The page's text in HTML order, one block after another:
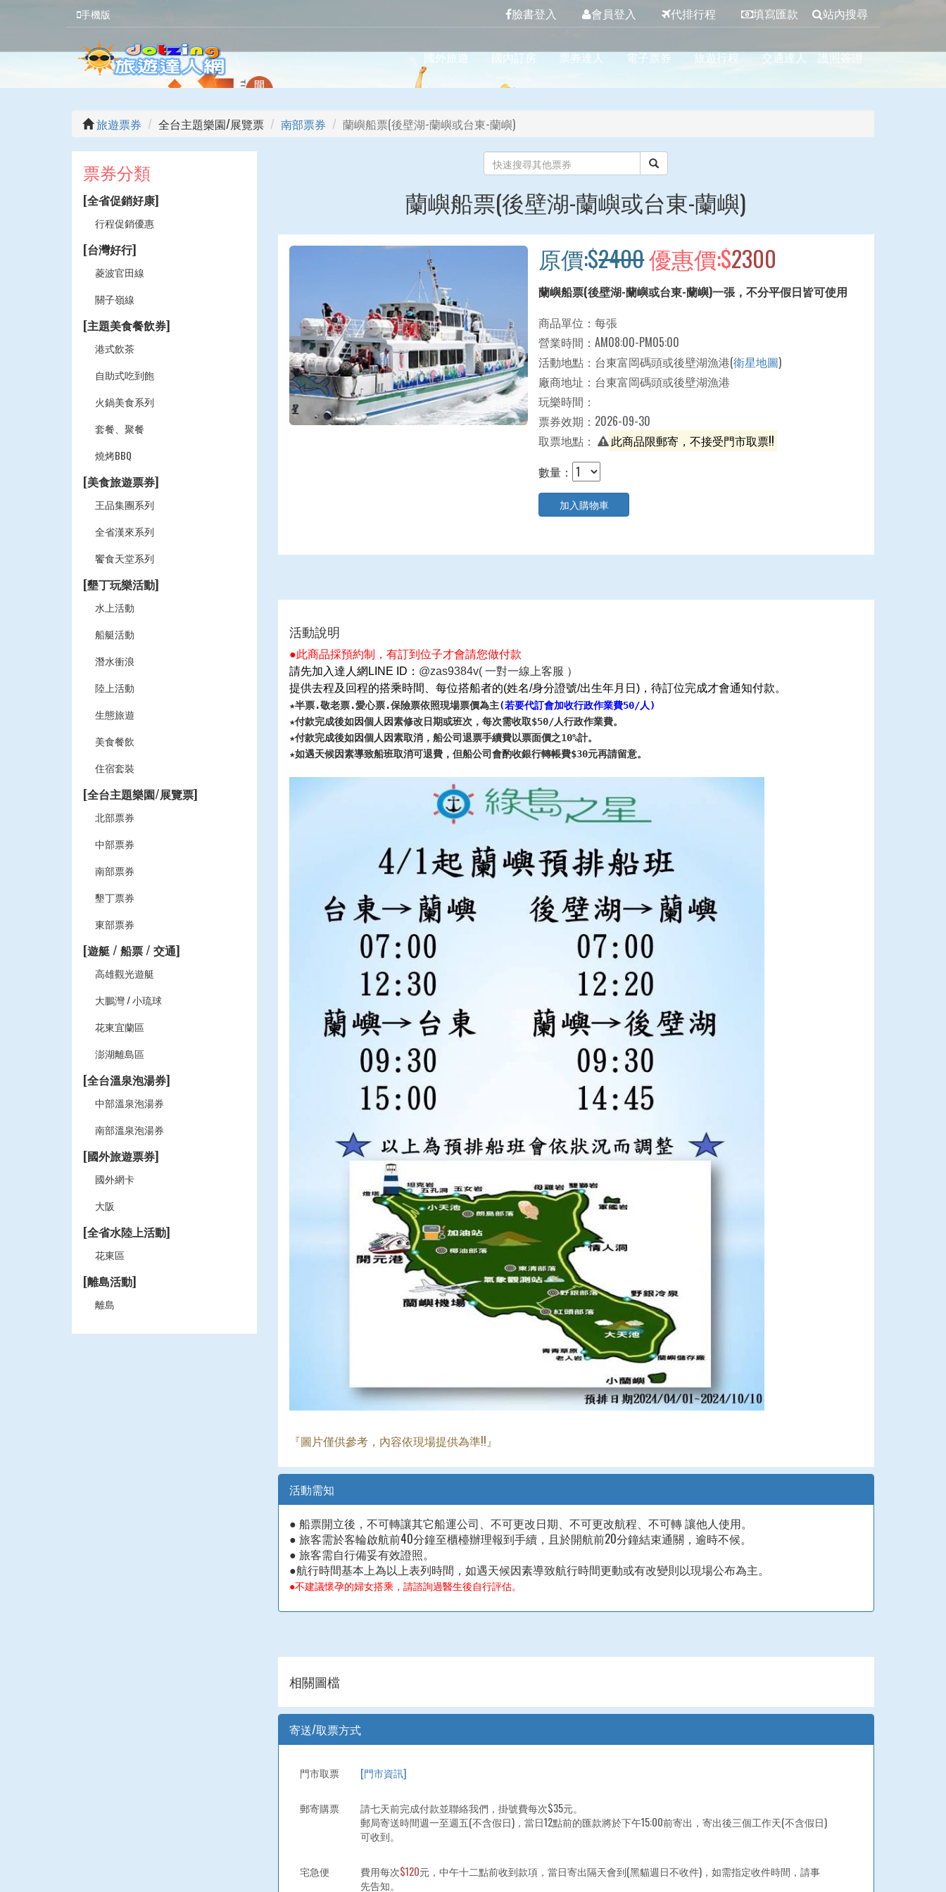
手機版 臉書登入 會員登入 代排行程 填寫匯款 站內搜尋
國外旅遊 國內訂房 票券達人 電子票券 旅遊行程 交通達人 護照簽證
旅遊票券 全台主題樂園/展覽票 南部票券 蘭嶼船票(後壁湖-蘭嶼或台東-蘭嶼)
票券分類
[全省促銷好康]
行程促銷優惠
[台灣好行]
菱波官田線
關子嶺線
[主題美食餐飲券]
港式飲茶
自助式吃到飽
火鍋美食系列
套餐、聚餐
燒烤BBQ
[美食旅遊票券]
王品集團系列
全省漢來系列
饗食天堂系列
[墾丁玩樂活動]
水上活動
船艇活動
潛水衝浪
陸上活動
生態旅遊
美食餐飲
住宿套裝
[全台主題樂園/展覽票]
北部票券
中部票券
南部票券
墾丁票券
東部票券
[遊艇 / 船票 / 交通]
高雄觀光遊艇
大鵬灣 / 小琉球
花東宜蘭區
澎湖離島區
[全台溫泉泡湯券]
中部溫泉泡湯券
南部溫泉泡湯券
[國外旅遊票券]
國外網卡
大阪
[全省水陸上活動]
花東區
[離島活動]
離島
蘭嶼船票(後壁湖-蘭嶼或台東-蘭嶼)
原價:$2400優惠價:$2300
蘭嶼船票(後壁湖-蘭嶼或台東-蘭嶼)一張，不分平假日皆可使用
商品單位：每張
營業時間：AM08:00-PM05:00
活動地點：台東富岡碼頭或後壁湖漁港(衛星地圖)
廠商地址：台東富岡碼頭或後壁湖漁港
玩樂時間：
票券效期：2026-09-30
取票地點：
此商品限郵寄，不接受門市取票!!
數量：
活動說明
●此商品採預約制，有訂到位子才會請您做付款
請先加入達人網 LINE ID ： @zas9384v( 一對一線上客服 ）
提供去程及回程的搭乘時間、每位搭船者的(姓名/身分證號/出生年月日)，待訂位完成才會通知付款。
★半票.敬老票.愛心票.保險票依照現場票價為主(若要代訂會加收行政作業費50/人)
★付款完成後如因個人因素修改日期或班次，每次需收取$50/人行政作業費。
★付款完成後如因個人因素取消，船公司退票手續費以票面價之10%計。
★如遇天候因素導致船班取消可退費，但船公司會酌收銀行轉帳費$30元再請留意。
『圖片僅供參考，內容依現場提供為準!!』
活動需知
● 船票開立後，不可轉讓其它船運公司、不可更改日期、不可更改航程、不可轉 讓他人使用。
● 旅客需於客輪啟航前40分鐘至櫃檯辦理報到手續，且於開航前20分鐘結束通關，逾時不候。
● 旅客需自行備妥有效證照。
●航行時間基本上為以上表列時間，如遇天候因素導致航行時間更動或有改變則以現場公布為主。
●不建議懷孕的婦女搭乘，請諮詢過醫生後自行評估。
相關圖檔
寄送/取票方式
門市取票 [門市資訊]
郵寄購票
請七天前完成付款並聯絡我們，掛號費每次$35元。
郵局寄送時間週一至週五(不含假日)，當日12點前的匯款將於下午15:00前寄出，寄出後三個工作天(不含假日)
可收到。
宅急便 費用每次$120元，中午十二點前收到款項，當日寄出隔天會到(黑貓週日不收件)，如需指定收件時間，請事
先告知。